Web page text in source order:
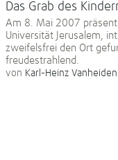
Das Grab des
Am 8. Mai 2007
Universität Jerusalem,
zweifelsfrei den Ort
freudestrahlend.
von Karl-Heinz Vanheiden